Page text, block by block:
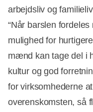
arbejdsliv og
“Når barslen
mulighed for
mænd kan tage del i
kultur og god
for virksomhederne
overenskomsten, så